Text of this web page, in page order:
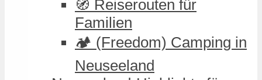
🧭 Reiserouten für
Familien
🏕️ (Freedom) Camping in
Neuseeland